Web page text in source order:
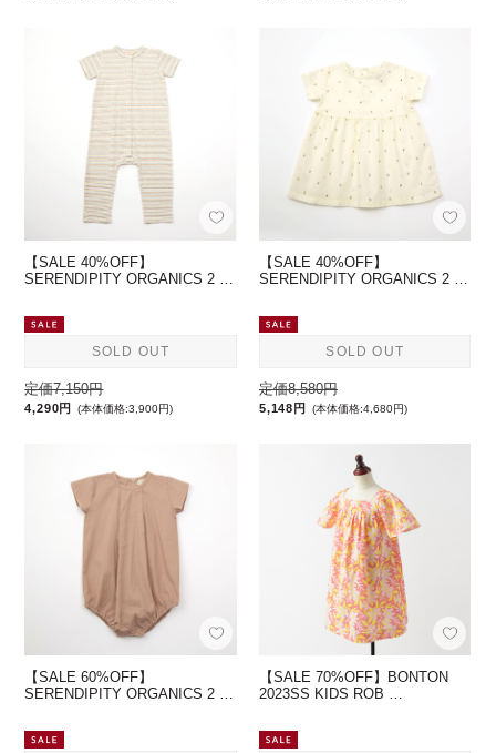
【SALE 40%OFF】
SERENDIPITY ORGANICS 2 …
SOLD OUT
定価7,150円
4,290円 (本体価格:3,900円)
【SALE 40%OFF】
SERENDIPITY ORGANICS 2 …
SOLD OUT
定価8,580円
5,148円 (本体価格:4,680円)
【SALE 60%OFF】
SERENDIPITY ORGANICS 2 …
【SALE 70%OFF】BONTON
2023SS KIDS ROB …